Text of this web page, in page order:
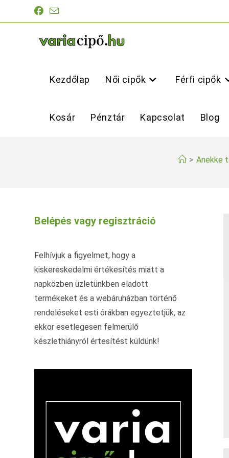
Kezdőlap Női cipők Férfi cipők
Kosár Pénztár Kapcsolat Blog
> Anekke
Belépés vagy regisztráció
Felhívjuk a figyelmet, hogy a
kiskereskedelmi értékesítés miatt a
napközben üzletünkben eladott
termékeket és a webáruházban történő
rendeléseket esti órákban egyeztetjük, az
ekkor esetlegesen felmerülő
készlethiányról értesítést küldünk!